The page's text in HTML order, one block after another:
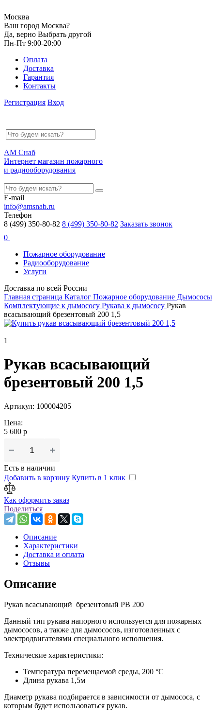
Москва
Ваш город Москва?
Да, верно Выбрать другой
Пн-Пт 9:00-20:00
Оплата
Доставка
Гарантия
Контакты
Регистрация Вход
АМ Снаб
Интернет магазин пожарного
и радиооборудования
E-mail
info@amsnab.ru
Телефон
8 (499) 350-80-82 8 (499) 350-80-82 Заказать звонок
0
Пожарное оборудование
Радиооборудование
Услуги
Доставка по всей России
Главная страница Каталог Пожарное оборудование Дымососы
Комплектующие к дымососу Рукава к дымососу Рукав
всасывающий брезентовый 200 1,5
1
Рукав всасывающий
брезентовый 200 1,5
Артикул: 100004205
Цена:
5 600 р
Есть в наличии
Добавить в корзину Купить в 1 клик
Как оформить заказ
Поделиться
Описание
Характеристики
Доставка и оплата
Отзывы
Описание
Рукав всасывающий брезентовый PВ 200
Данный тип рукава напорного используется для пожарных
дымососов, а также для дымососов, изготовленных с
электродвигателями специального исполнения.
Технические характеристики:
Температура перемещаемой среды, 200 °С
Длина рукава 1,5м
Диаметр рукава подбирается в зависимости от дымососа, с
которым будет использоваться рукав.